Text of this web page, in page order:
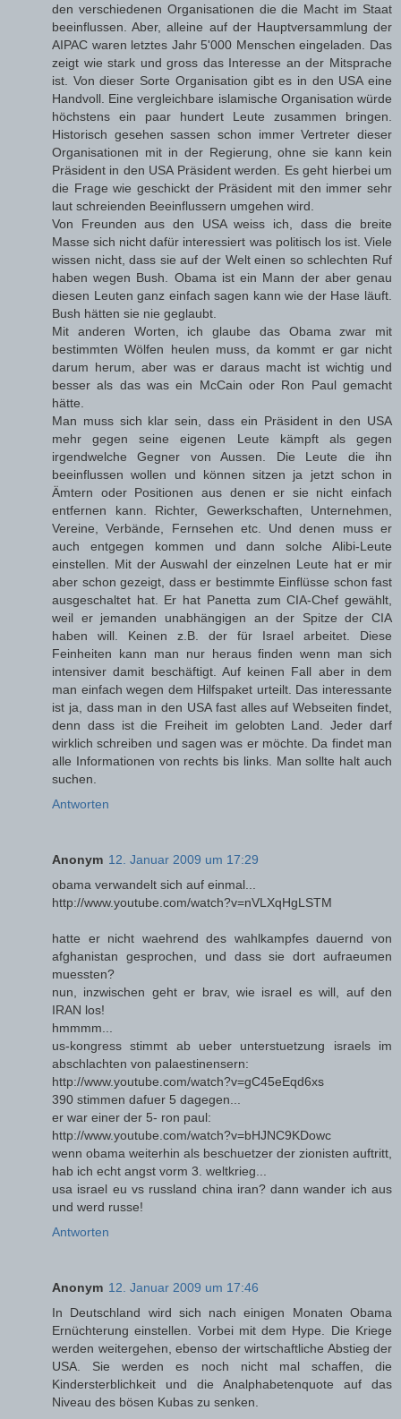
den verschiedenen Organisationen die die Macht im Staat
beeinflussen. Aber, alleine auf der Hauptversammlung der
AIPAC waren letztes Jahr 5'000 Menschen eingeladen. Das
zeigt wie stark und gross das Interesse an der Mitsprache
ist. Von dieser Sorte Organisation gibt es in den USA eine
Handvoll. Eine vergleichbare islamische Organisation würde
höchstens ein paar hundert Leute zusammen bringen.
Historisch gesehen sassen schon immer Vertreter dieser
Organisationen mit in der Regierung, ohne sie kann kein
Präsident in den USA Präsident werden. Es geht hierbei um
die Frage wie geschickt der Präsident mit den immer sehr
laut schreienden Beeinflussern umgehen wird.
Von Freunden aus den USA weiss ich, dass die breite
Masse sich nicht dafür interessiert was politisch los ist. Viele
wissen nicht, dass sie auf der Welt einen so schlechten Ruf
haben wegen Bush. Obama ist ein Mann der aber genau
diesen Leuten ganz einfach sagen kann wie der Hase läuft.
Bush hätten sie nie geglaubt.
Mit anderen Worten, ich glaube das Obama zwar mit
bestimmten Wölfen heulen muss, da kommt er gar nicht
darum herum, aber was er daraus macht ist wichtig und
besser als das was ein McCain oder Ron Paul gemacht
hätte.
Man muss sich klar sein, dass ein Präsident in den USA
mehr gegen seine eigenen Leute kämpft als gegen
irgendwelche Gegner von Aussen. Die Leute die ihn
beeinflussen wollen und können sitzen ja jetzt schon in
Ämtern oder Positionen aus denen er sie nicht einfach
entfernen kann. Richter, Gewerkschaften, Unternehmen,
Vereine, Verbände, Fernsehen etc. Und denen muss er
auch entgegen kommen und dann solche Alibi-Leute
einstellen. Mit der Auswahl der einzelnen Leute hat er mir
aber schon gezeigt, dass er bestimmte Einflüsse schon fast
ausgeschaltet hat. Er hat Panetta zum CIA-Chef gewählt,
weil er jemanden unabhängigen an der Spitze der CIA
haben will. Keinen z.B. der für Israel arbeitet. Diese
Feinheiten kann man nur heraus finden wenn man sich
intensiver damit beschäftigt. Auf keinen Fall aber in dem
man einfach wegen dem Hilfspaket urteilt. Das interessante
ist ja, dass man in den USA fast alles auf Webseiten findet,
denn dass ist die Freiheit im gelobten Land. Jeder darf
wirklich schreiben und sagen was er möchte. Da findet man
alle Informationen von rechts bis links. Man sollte halt auch
suchen.
Antworten
Anonym 12. Januar 2009 um 17:29
obama verwandelt sich auf einmal...
http://www.youtube.com/watch?v=nVLXqHgLSTM
hatte er nicht waehrend des wahlkampfes dauernd von
afghanistan gesprochen, und dass sie dort aufraeumen
muessten?
nun, inzwischen geht er brav, wie israel es will, auf den
IRAN los!
hmmmm...
us-kongress stimmt ab ueber unterstuetzung israels im
abschlachten von palaestinensern:
http://www.youtube.com/watch?v=gC45eEqd6xs
390 stimmen dafuer 5 dagegen...
er war einer der 5- ron paul:
http://www.youtube.com/watch?v=bHJNC9KDowc
wenn obama weiterhin als beschuetzer der zionisten auftritt,
hab ich echt angst vorm 3. weltkrieg...
usa israel eu vs russland china iran? dann wander ich aus
und werd russe!
Antworten
Anonym 12. Januar 2009 um 17:46
In Deutschland wird sich nach einigen Monaten Obama
Ernüchterung einstellen. Vorbei mit dem Hype. Die Kriege
werden weitergehen, ebenso der wirtschaftliche Abstieg der
USA. Sie werden es noch nicht mal schaffen, die
Kindersterblichkeit und die Analphabetenquote auf das
Niveau des bösen Kubas zu senken.